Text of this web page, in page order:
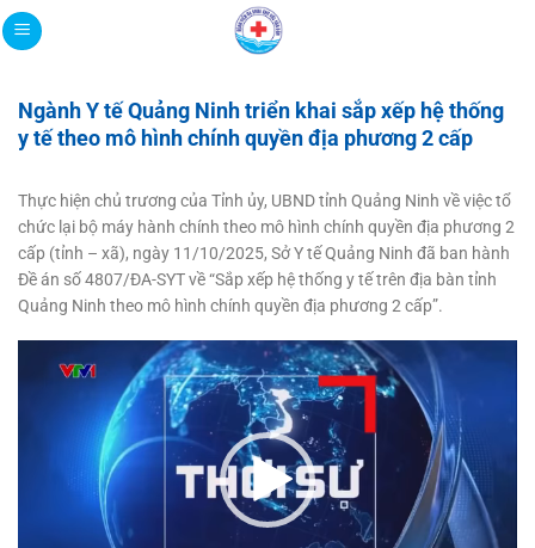
Bỏ
qua
dung
Ngành Y tế Quảng Ninh triển khai sắp xếp hệ thống
y tế theo mô hình chính quyền địa phương 2 cấp
Thực hiện chủ trương của Tỉnh ủy, UBND tỉnh Quảng Ninh về việc tổ
chức lại bộ máy hành chính theo mô hình chính quyền địa phương 2
cấp (tỉnh – xã), ngày 11/10/2025, Sở Y tế Quảng Ninh đã ban hành
Đề án số 4807/ĐA-SYT về “Sắp xếp hệ thống y tế trên địa bàn tỉnh
Quảng Ninh theo mô hình chính quyền địa phương 2 cấp”.